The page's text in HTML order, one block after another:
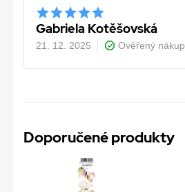
Gabriela Kotěšovská
21. 12. 2025 Ověřený nákup
Doporučené produkty